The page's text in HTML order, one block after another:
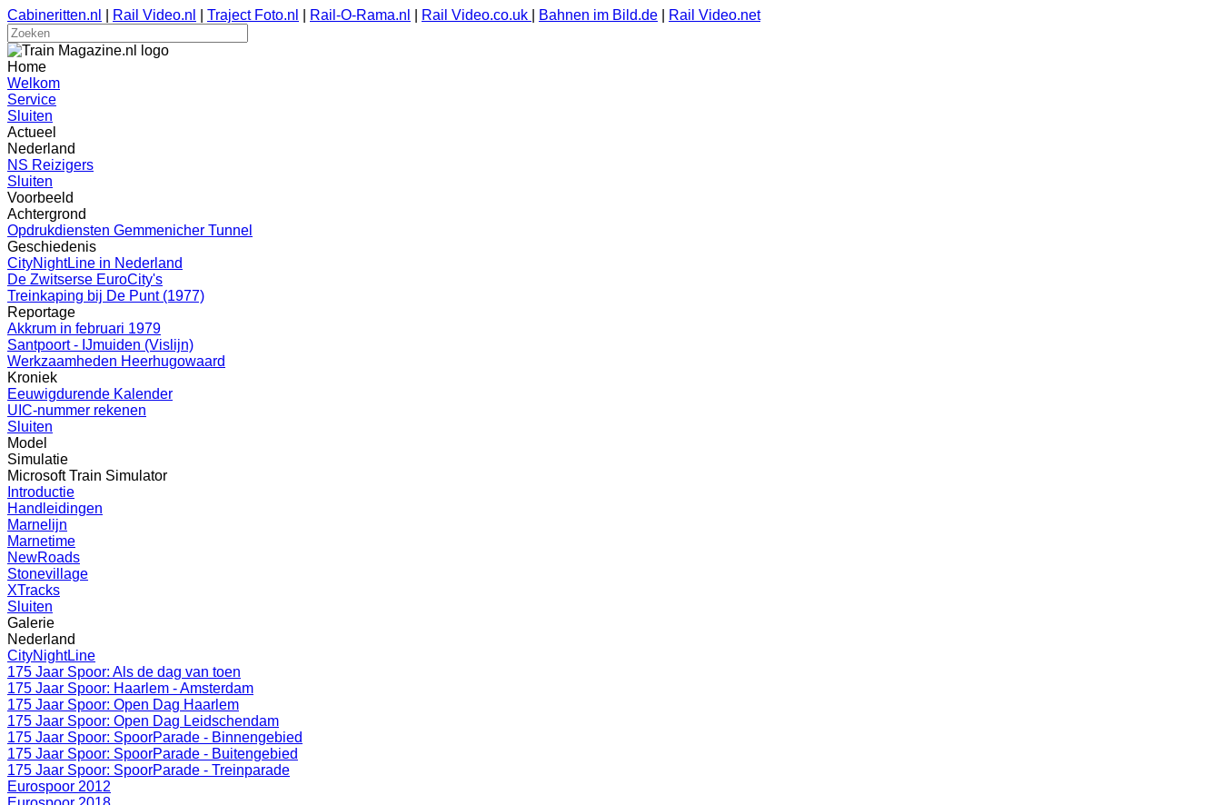
Cabineritten.nl Rail Video.nl Traject Foto.nl Rail-O-Rama.nl Rail Video.co.uk Bahnen im Bild.de Rail Video.net
Home
Welkom
Service
Sluiten
Actueel
Nederland
NS Reizigers
Sluiten
Voorbeeld
Achtergrond
Opdrukdiensten Gemmenicher Tunnel
Geschiedenis
CityNightLine in Nederland
De Zwitserse EuroCity's
Treinkaping bij De Punt (1977)
Reportage
Akkrum in februari 1979
Santpoort - IJmuiden (Vislijn)
Werkzaamheden Heerhugowaard
Kroniek
Eeuwigdurende Kalender
UIC-nummer rekenen
Sluiten
Model
Simulatie
Microsoft Train Simulator
Introductie
Handleidingen
Marnelijn
Marnetime
NewRoads
Stonevillage
XTracks
Sluiten
Galerie
Nederland
CityNightLine
175 Jaar Spoor: Als de dag van toen
175 Jaar Spoor: Haarlem - Amsterdam
175 Jaar Spoor: Open Dag Haarlem
175 Jaar Spoor: Open Dag Leidschendam
175 Jaar Spoor: SpoorParade - Binnengebied
175 Jaar Spoor: SpoorParade - Buitengebied
175 Jaar Spoor: SpoorParade - Treinparade
Eurospoor 2012